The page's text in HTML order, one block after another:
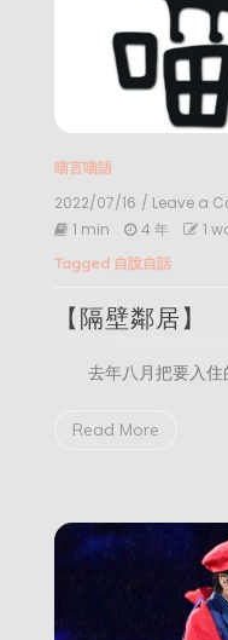
喵言喵語
2022/07/16 / Leave a
1 min 4 年 1
Tagged 自說自話
【隔壁鄰居】
去年八月把要入住
Read More